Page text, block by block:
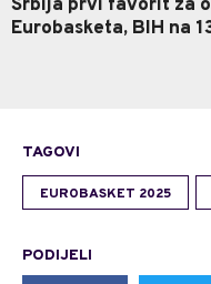
Srbija prvi favorit za
Eurobasketa, BIH na
TAGOVI
EUROBASKET 2025
PODIJELI